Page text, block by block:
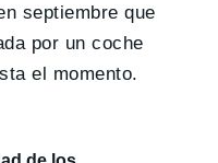
septiembre que
por un coche
el momento.